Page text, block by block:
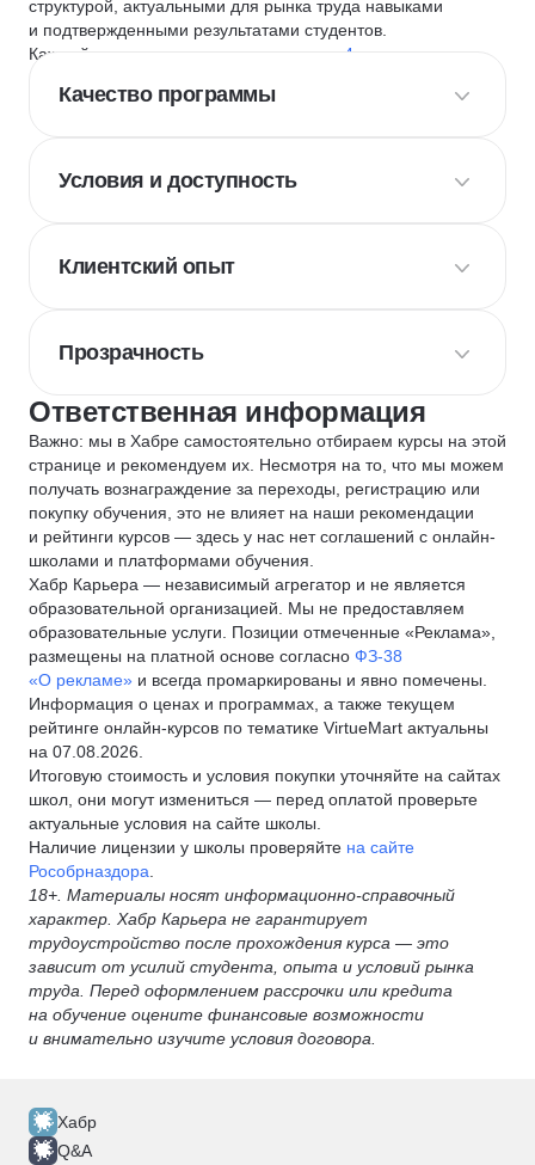
структурой, актуальными для рынка труда навыками
и подтвержденными результатами студентов.
Каждый курс и школу мы оцениваем по
4 критериям
Качество программы
Условия и доступность
Клиентский опыт
Прозрачность
Ответственная информация
Важно: мы в Хабре самостоятельно отбираем курсы на этой
странице и рекомендуем их. Несмотря на то, что мы можем
получать вознаграждение за переходы, регистрацию или
покупку обучения, это не влияет на наши рекомендации
и рейтинги курсов — здесь у нас нет соглашений с онлайн-
школами и платформами обучения.
Хабр Карьера — независимый агрегатор и не является
образовательной организацией. Мы не предоставляем
образовательные услуги. Позиции отмеченные «Реклама»,
размещены на платной основе согласно ФЗ-38
«О рекламе» и всегда промаркированы и явно помечены.
Информация о ценах и программах, а также текущем
рейтинге онлайн-курсов по тематике VirtueMart актуальны
на 07.08.2026.
Итоговую стоимость и условия покупки уточняйте на сайтах
школ, они могут измениться — перед оплатой проверьте
актуальные условия на сайте школы.
Наличие лицензии у школы проверяйте на сайте
Рособрназдора
18+. Материалы носят информационно-справочный
характер. Хабр Карьера не гарантирует
трудоустройство после прохождения курса — это
зависит от усилий студента, опыта и условий рынка
труда. Перед оформлением рассрочки или кредита
на обучение оцените финансовые возможности
и внимательно изучите условия договора.
Хабр
Q&A